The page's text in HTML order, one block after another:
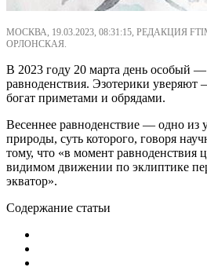
МОСКВА, 19.03.2023, 08:31:15, РЕДАКЦИЯ
ОРЛОНСКАЯ.
В 2023 году 20 марта день особый —
равноденствия. Эзотерики уверяют
богат приметами и обрядами.
Весеннее равноденствие — одно из
природы, суть которого, говоря
тому, что «в момент равноденствия
видимом движении по эклиптике
экватор».
Содержание статьи